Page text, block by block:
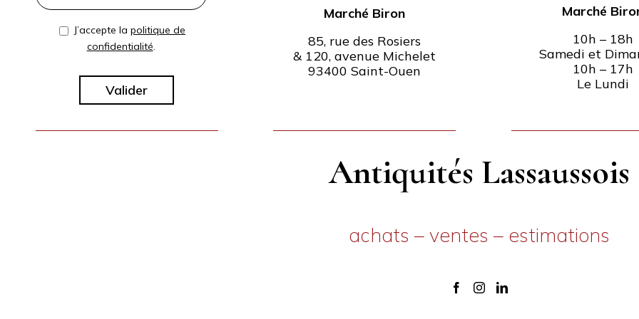
J’accepte lapolitique de
confidentialité.
CAPTCHA
Marché Biron
85, rue des Rosiers
& 120, avenue Michelet
93400 Saint-Ouen
Marché
10h – 18h
Samedi et
10h – 17h
Le Lundi
Antiquités Lassaussois
achats – ventes – estimations